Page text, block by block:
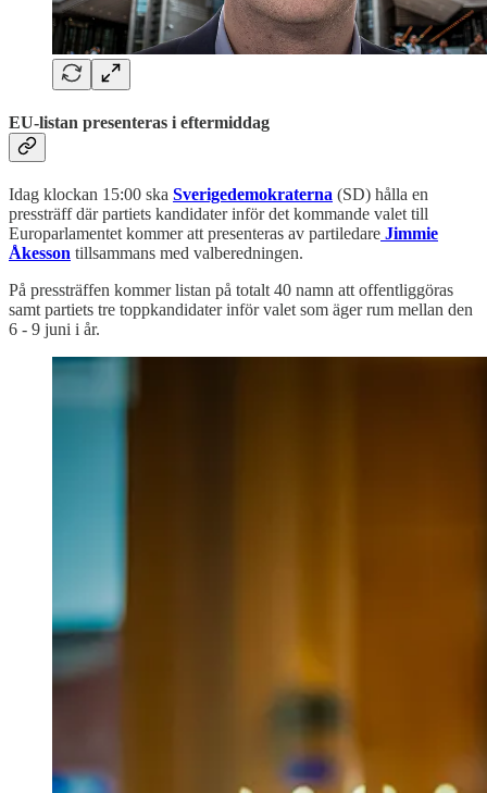
EU-listan presenteras i eftermiddag
Idag klockan 15:00 ska Sverigedemokraterna (SD) hålla en
pressträff där partiets kandidater inför det kommande valet till
Europarlamentet kommer att presenteras av partiledare Jimmie
Åkesson tillsammans med valberedningen.
På pressträffen kommer listan på totalt 40 namn att offentliggöras
samt partiets tre toppkandidater inför valet som äger rum mellan den
6 - 9 juni i år.